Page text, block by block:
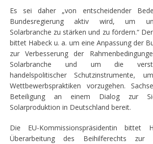
Es sei daher „von entscheidender
Bundesregierung aktiv wird, um
Solarbranche zu stärken und zu fördern.“
bittet Habeck u. a. um eine Anpassung der
zur Verbesserung der
Solarbranche und um die
handelspolitischer Schutzinstrumente,
Wettbewerbspraktiken vorzugehen.
Beteiligung an einem Dialog zur
Solarproduktion in Deutschland bereit.
Die EU-Kommissionspräsidentin bittet
Überarbeitung des Beihilferechts zur